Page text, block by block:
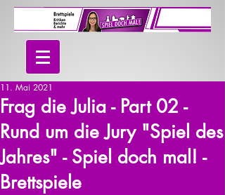
Frag die Julia - Part 02 -
Rund um die Jury "Spiel des
Jahres" - Spiel doch mal! -
Brettspiele
11. Mai 2021